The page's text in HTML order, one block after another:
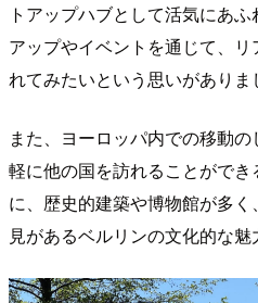
トアップハブとして活気にあ
アップやイベントを通じて、
れてみたいという思いがありま
また、ヨーロッパ内での移動
軽に他の国を訪れることがで
に、歴史的建築や博物館が多
見があるベルリンの文化的な魅